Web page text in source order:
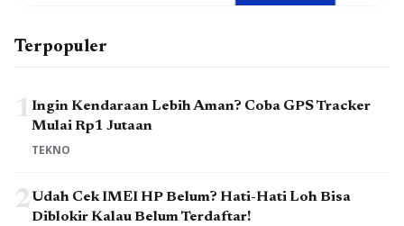
Terpopuler
1Ingin Kendaraan Lebih Aman? Coba GPS Tracker
Mulai Rp1 Jutaan
TEKNO
2Udah Cek IMEI HP Belum? Hati-Hati Loh Bisa
Diblokir Kalau Belum Terdaftar!